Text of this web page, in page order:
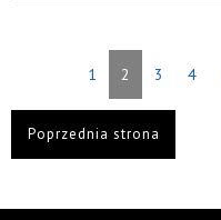
1 2 3 4
Poprzednia strona